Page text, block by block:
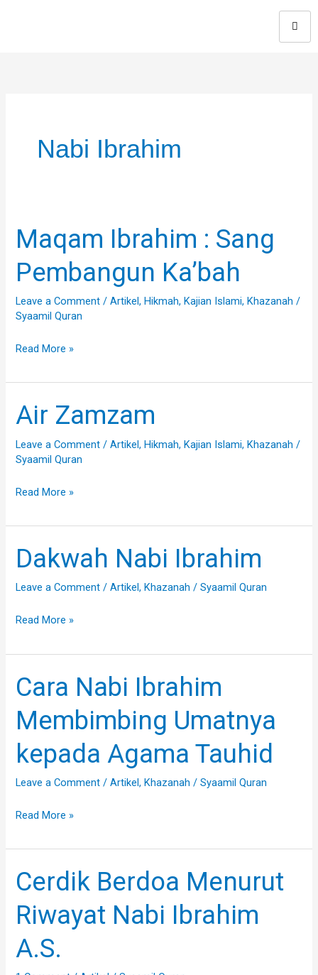
Nabi Ibrahim
Maqam Ibrahim : Sang
Pembangun Ka’bah
Leave a Comment /Artikel,Hikmah,Kajian Islami,Khazanah /
Syaamil Quran
Maqam
Ibrahim
Pembangun
Read More »
Air Zamzam
Leave a Comment /Artikel,Hikmah,Kajian Islami,Khazanah /
Syaamil Quran
Air
Zamzam
Read More »
Dakwah Nabi Ibrahim
Leave a Comment /Artikel,Khazanah /Syaamil Quran
Dakwah
Nabi
Ibrahim
Read More »
Cara Nabi Ibrahim
Membimbing Umatnya
kepada Agama Tauhid
Leave a Comment /Artikel,Khazanah /Syaamil Quran
Cara
Nabi
Ibrahim
Umatnya
Tauhid
Read More »
Cerdik Berdoa Menurut
Riwayat Nabi Ibrahim
A.S.
Cerdik
Berdoa
Menurut
Nabi